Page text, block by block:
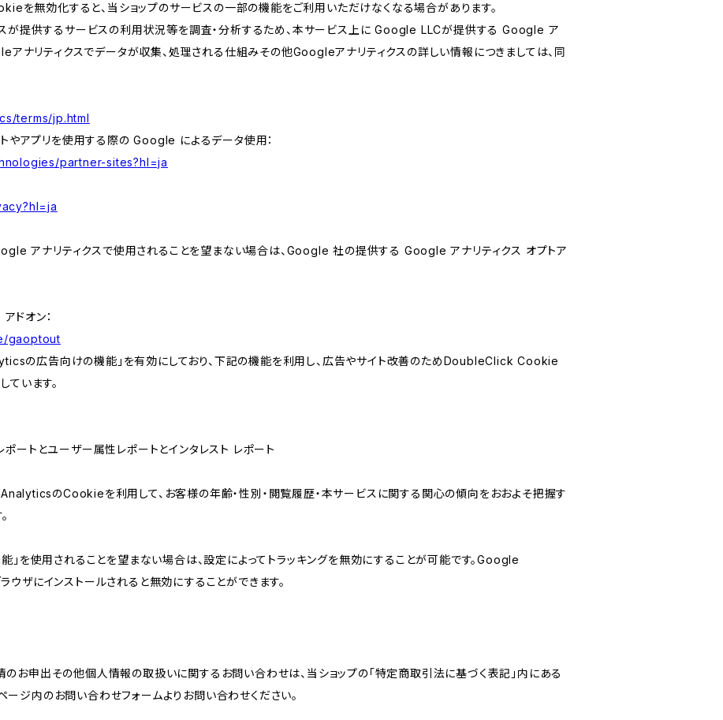
を無効化すると、当ショップのサービスの一部の機能をご利用いただけなくなる場合があります。
ビスが提供するサービスの利用状況等を調査・分析するため、本サービス上に Google LLCが提供する Google ア
アナリティクスでデータが収集、処理される仕組みその他Googleアナリティクスの詳しい情報につきましては、同
terms/jp.html
アプリを使用する際の Google によるデータ使用：
partner-sites?hl=ja
アナリティクスで使用されることを望まない場合は、Google 社の提供する Google アナリティクス オプトア
ドオン：
gaoptout
の広告向けの機能」を有効にしており、下記の機能を利用し、広告やサイト改善のためDoubleClick Cookie
います。
トとユーザー属性レポートとインタレスト レポート
のCookieを利用して、お客様の年齢・性別・閲覧履歴・本サービスに関する関心の傾向をおおよそ把握す
を使用されることを望まない場合は、設定によってトラッキングを無効にすることが可能です。Google
ザにインストールされると無効にすることができます。
のお申出その他個人情報の取扱いに関するお問い合わせは、当ショップの「特定商取引法に基づく表記」内にある
ージ内のお問い合わせフォームよりお問い合わせください。